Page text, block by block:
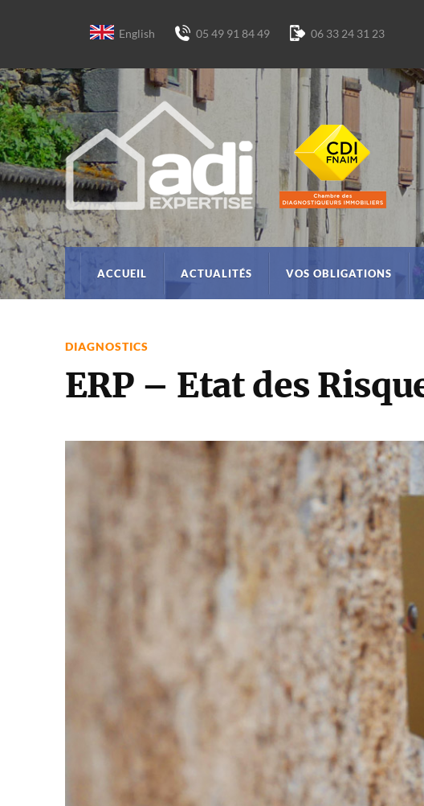
English 05 49 91 84 49 06 33 24 31 23
ACCUEIL ACTUALITÉS VOS OBLIGATIONS
DIAGNOSTICS
ERP – Etat des